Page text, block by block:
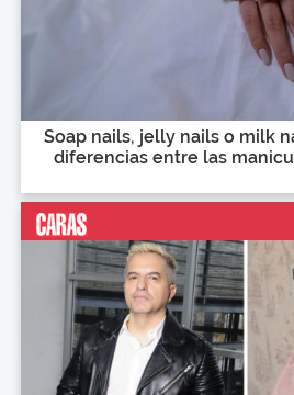
Soap nails, jelly nails o milk
diferencias entre las